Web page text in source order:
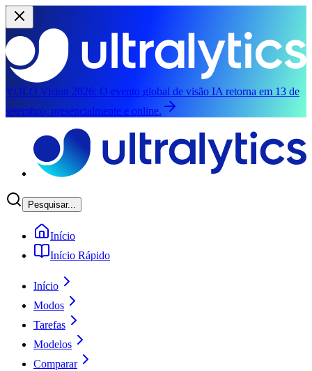
YOLO Vision 2026: O evento global de visão IA retorna em 13 de
setembro, presencialmente e online.
Pesquisar...
Início
Início Rápido
Início
Modos
Tarefas
Modelos
Comparar